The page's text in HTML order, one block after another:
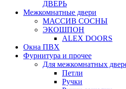
ДВЕРЬ
Межкомнатные двери
МАССИВ СОСНЫ
ЭКОШПОН
ALEX DOORS
Окна ПВХ
Фурнитура и прочее
Для межкомнатных
Петли
Ручки